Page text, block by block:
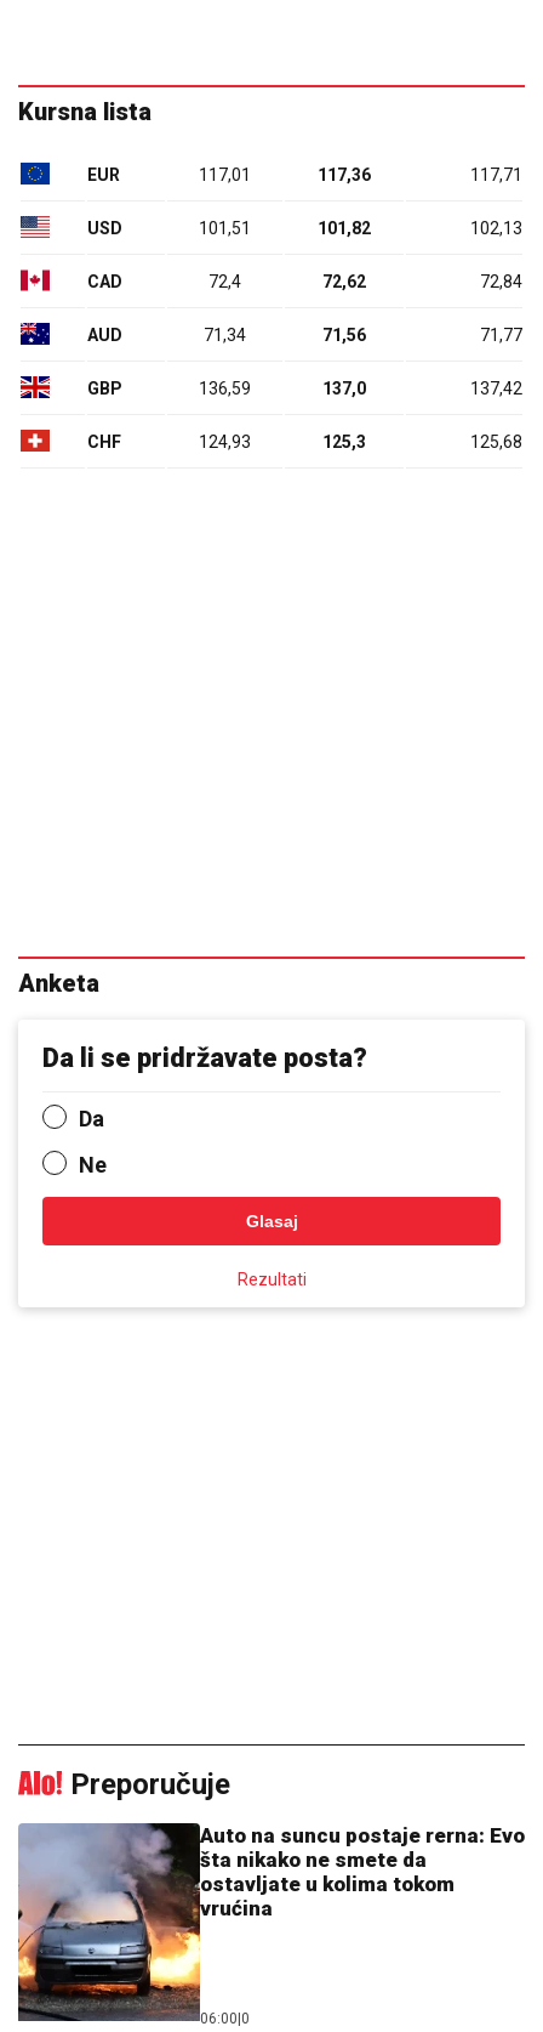
Kursna lista
EUR 117,01 117,36 117,71
USD 101,51 101,82 102,13
CAD 72,4 72,62 72,84
AUD 71,34 71,56 71,77
GBP 136,59 137,0 137,42
CHF 124,93 125,3 125,68
Anketa
Da li se pridržavate posta?
Da
Ne
Glasaj
Rezultati
Preporučuje
Auto na suncu postaje rerna: Evo
šta nikako ne smete da
ostavljate u kolima tokom
vrućina
06:00 0